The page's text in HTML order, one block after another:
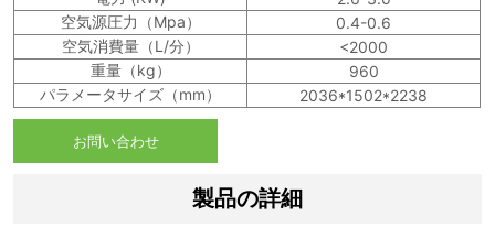
お問い合わせ
製品の詳細